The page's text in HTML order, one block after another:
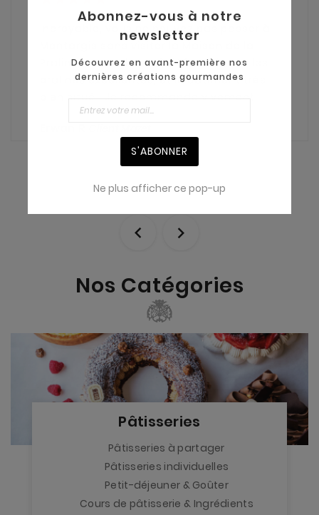
Incroyable, vous ne pouvez pas passer à
Praline. La vendeuse à été souriante, les
pralines excellentes, et le bâtiment très
 
Nos Catégories
Pâtisseries
Pâtisseries à partager
Pâtisseries individuelles
Petit-déjeuner & Goûter
Cours de pâtisserie & Ingrédients
Abonnez-vous à notre
newsletter
Découvrez en avant-première nos
dernières créations gourmandes
S'ABONNER
Ne plus afficher ce pop-up